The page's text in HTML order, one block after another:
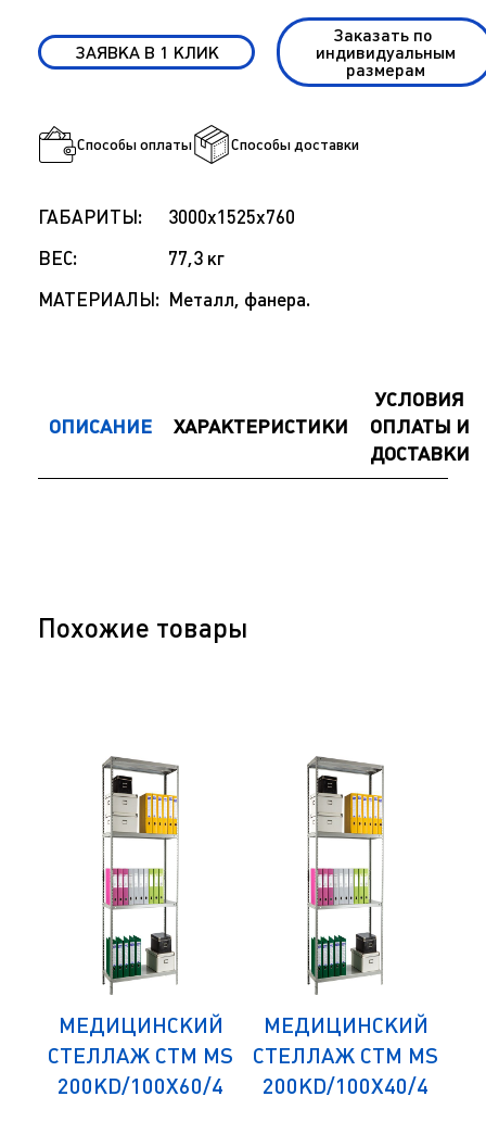
ЗАЯВКА В 1 КЛИК
Заказать по
индивидуальным
размерам
Способы оплаты Способы доставки
ГАБАРИТЫ:
3000x1525x760
ВЕС:
77,3 кг
МАТЕРИАЛЫ: Металл, фанера.
ОПИСАНИЕ ХАРАКТЕРИСТИКИ
УСЛОВИЯ
ОПЛАТЫ И
ДОСТАВКИ
Похожие товары
МЕДИЦИНСКИЙ
СТЕЛЛАЖ СТМ MS
200KD/100Х60/4
МЕДИЦИНСКИЙ
СТЕЛЛАЖ СТМ MS
200KD/100Х40/4